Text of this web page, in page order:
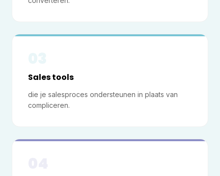
Sales tools
die je salesproces ondersteunen in plaats van
compliceren.